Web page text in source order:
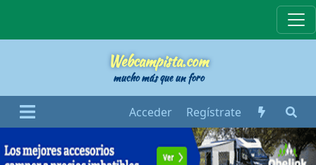
Webcampista.com
mucho más que un foro
Acceder Regístrate